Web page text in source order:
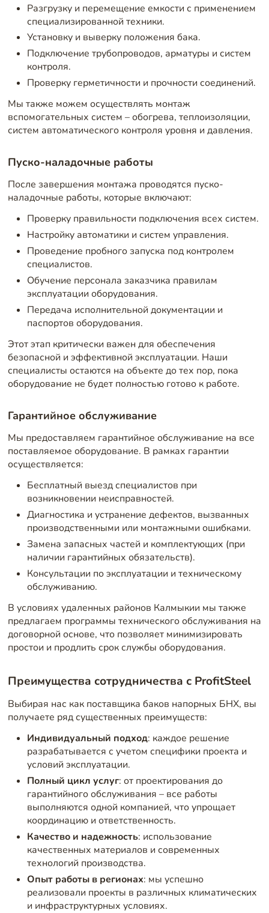
Разгрузку и перемещение емкости с применением
специализированной техники.
Установку и выверку положения бака.
Подключение трубопроводов, арматуры и систем
контроля.
Проверку герметичности и прочности соединений.
Мы также можем осуществлять монтаж
вспомогательных систем – обогрева, теплоизоляции,
систем автоматического контроля уровня и давления.
Пуско-наладочные работы
После завершения монтажа проводятся пуско-
наладочные работы, которые включают:
Проверку правильности подключения всех систем.
Настройку автоматики и систем управления.
Проведение пробного запуска под контролем
специалистов.
Обучение персонала заказчика правилам
эксплуатации оборудования.
Передача исполнительной документации и
паспортов оборудования.
Этот этап критически важен для обеспечения
безопасной и эффективной эксплуатации. Наши
специалисты остаются на объекте до тех пор, пока
оборудование не будет полностью готово к работе.
Гарантийное обслуживание
Мы предоставляем гарантийное обслуживание на все
поставляемое оборудование. В рамках гарантии
осуществляется:
Бесплатный выезд специалистов при
возникновении неисправностей.
Диагностика и устранение дефектов, вызванных
производственными или монтажными ошибками.
Замена запасных частей и комплектующих (при
наличии гарантийных обязательств).
Консультации по эксплуатации и техническому
обслуживанию.
В условиях удаленных районов Калмыкии мы также
предлагаем программы технического обслуживания на
договорной основе, что позволяет минимизировать
простои и продлить срок службы оборудования.
Преимущества сотрудничества с ProfitSteel
Выбирая нас как поставщика баков напорных БНХ, вы
получаете ряд существенных преимуществ:
Индивидуальный подход: каждое решение
разрабатывается с учетом специфики проекта и
условий эксплуатации.
Полный цикл услуг: от проектирования до
гарантийного обслуживания – все работы
выполняются одной компанией, что упрощает
координацию и ответственность.
Качество и надежность: использование
качественных материалов и современных
технологий производства.
Опыт работы в регионах: мы успешно
реализовали проекты в различных климатических
и инфраструктурных условиях.